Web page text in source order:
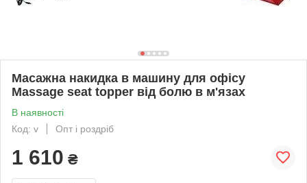
Масажна накидка в машину для офісу
Massage seat topper від болю в м'язах
В наявності
Код: v
Опт і роздріб
1 610 ₴